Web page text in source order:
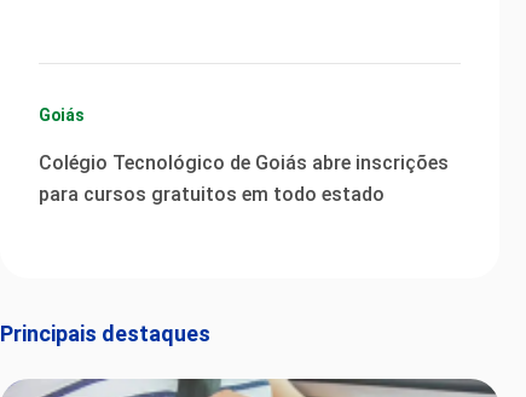
Goiás
Colégio Tecnológico de Goiás abre inscrições
para cursos gratuitos em todo estado
Principais destaques